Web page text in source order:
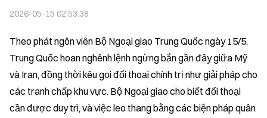
2026-05-15 02:53:38
Theo phát ngôn viên Bộ Ngoại giao Trung Quốc ngày 15/5,
Trung Quốc hoan nghênh lệnh ngừng bắn gần đây giữa Mỹ
và Iran, đồng thời kêu gọi đối thoại chính trị như giải pháp cho
các tranh chấp khu vực. Bộ Ngoại giao cho biết đối thoại
cần được duy trì, và việc leo thang bằng các biện pháp quân